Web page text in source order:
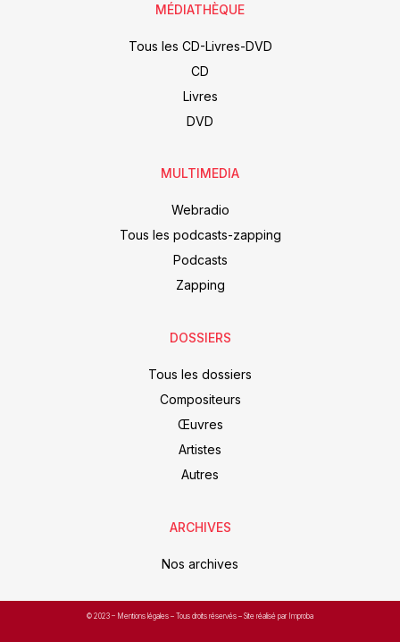
MÉDIATHÈQUE
Tous les CD-Livres-DVD
CD
Livres
DVD
MULTIMEDIA
Webradio
Tous les podcasts-zapping
Podcasts
Zapping
DOSSIERS
Tous les dossiers
Compositeurs
Œuvres
Artistes
Autres
ARCHIVES
Nos archives
© 2023 – Mentions légales – Tous droits réservés – Site réalisé par Improba